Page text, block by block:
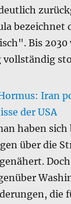
bezeichnet
Bis 2030
vollständig
Iran
der USA
haben sich
über die
die